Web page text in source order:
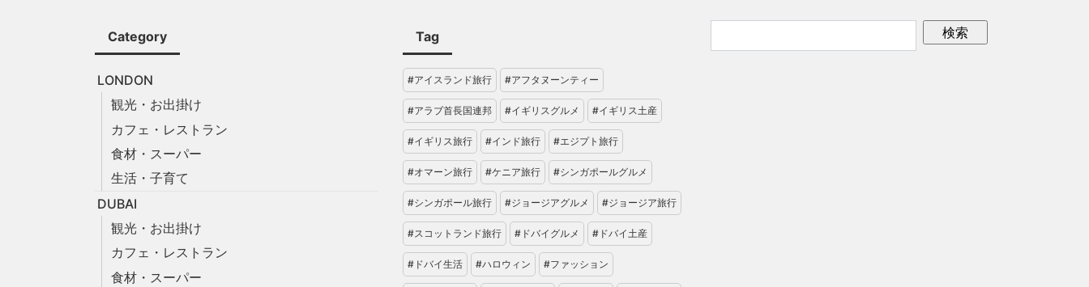
Category
LONDON
観光・お出掛け
カフェ・レストラン
食材・スーパー
生活・子育て
DUBAI
観光・お出掛け
カフェ・レストラン
食材・スーパー
Tag
#アイスランド旅行 #アフタヌーンティー
#アラブ首長国連邦 #イギリスグルメ #イギリス土産
#イギリス旅行 #インド旅行 #エジプト旅行
#オマーン旅行 #ケニア旅行 #シンガポールグルメ
#シンガポール旅行 #ジョージアグルメ #ジョージア旅行
#スコットランド旅行 #ドバイグルメ #ドバイ土産
#ドバイ生活 #ハロウィン #ファッション